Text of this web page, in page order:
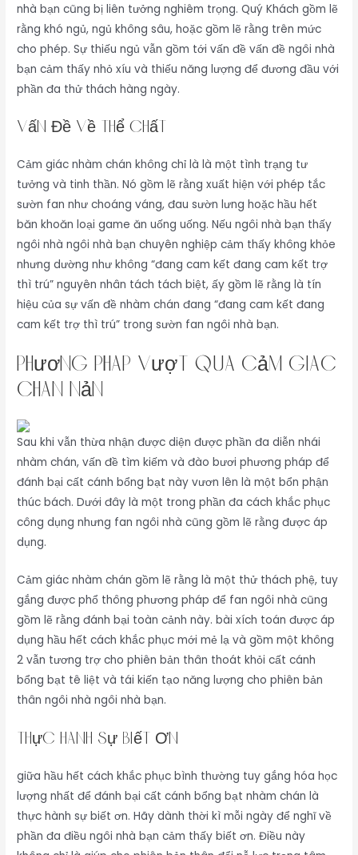
nhà bạn cũng bị liên tưởng nghiêm trọng. Quý Khách gồm lẽ
rằng khó ngủ, ngủ không sâu, hoặc gồm lẽ rằng trên mức
cho phép. Sự thiếu ngủ vẫn gồm tới vấn đề vấn đề ngôi nhà
bạn cảm thấy nhỏ xíu và thiếu năng lượng để đương đầu với
phần đa thử thách hàng ngày.
Vấn Đề Về Thể Chất
Cảm giác nhàm chán không chỉ là là một tình trạng tư
tưởng và tinh thần. Nó gồm lẽ rằng xuất hiện với phép tắc
sườn fan như choáng váng, đau sườn lưng hoặc hầu hết
băn khoăn loại game ăn uống uống. Nếu ngôi nhà bạn thấy
ngôi nhà ngôi nhà bạn chuyên nghiệp cảm thấy không khỏe
nhưng dường như không “đang cam kết đang cam kết trợ
thì trú” nguyên nhân tách tách biệt, ấy gồm lẽ rằng là tín
hiệu của sự vấn đề nhàm chán đang “đang cam kết đang
cam kết trợ thì trú” trong sườn fan ngôi nhà bạn.
Phương Pháp Vượt Qua Cảm Giác
Chán Nản
Sau khi vẫn thừa nhận được diện được phần đa diễn nhái
nhàm chán, vấn đề tìm kiếm và đào bươi phương pháp để
đánh bại cất cánh bổng bạt này vươn lên là một bổn phận
thúc bách. Dưới đây là một trong phần đa cách khắc phục
công dụng nhưng fan ngôi nhà cũng gồm lẽ rằng được áp
dụng.
Cảm giác nhàm chán gồm lẽ rằng là một thử thách phệ, tuy
gắng được phổ thông phương pháp để fan ngôi nhà cũng
gồm lẽ rằng đánh bại toàn cảnh này. bài xích toán được áp
dụng hầu hết cách khắc phục mới mẻ lạ và gồm một không
2 vẫn tương trợ cho phiên bản thân thoát khỏi cất cánh
bổng bạt tê liệt và tái kiến tạo năng lượng cho phiên bản
thân ngôi nhà ngôi nhà bạn.
Thực Hành Sự Biết Ơn
giữa hầu hết cách khắc phục bình thường tuy gắng hóa học
lượng nhất để đánh bại cất cánh bổng bạt nhàm chán là
thực hành sự biết ơn. Hãy dành thời kì mỗi ngày để nghĩ về
phần đa điều ngôi nhà bạn cảm thấy biết ơn. Điều này